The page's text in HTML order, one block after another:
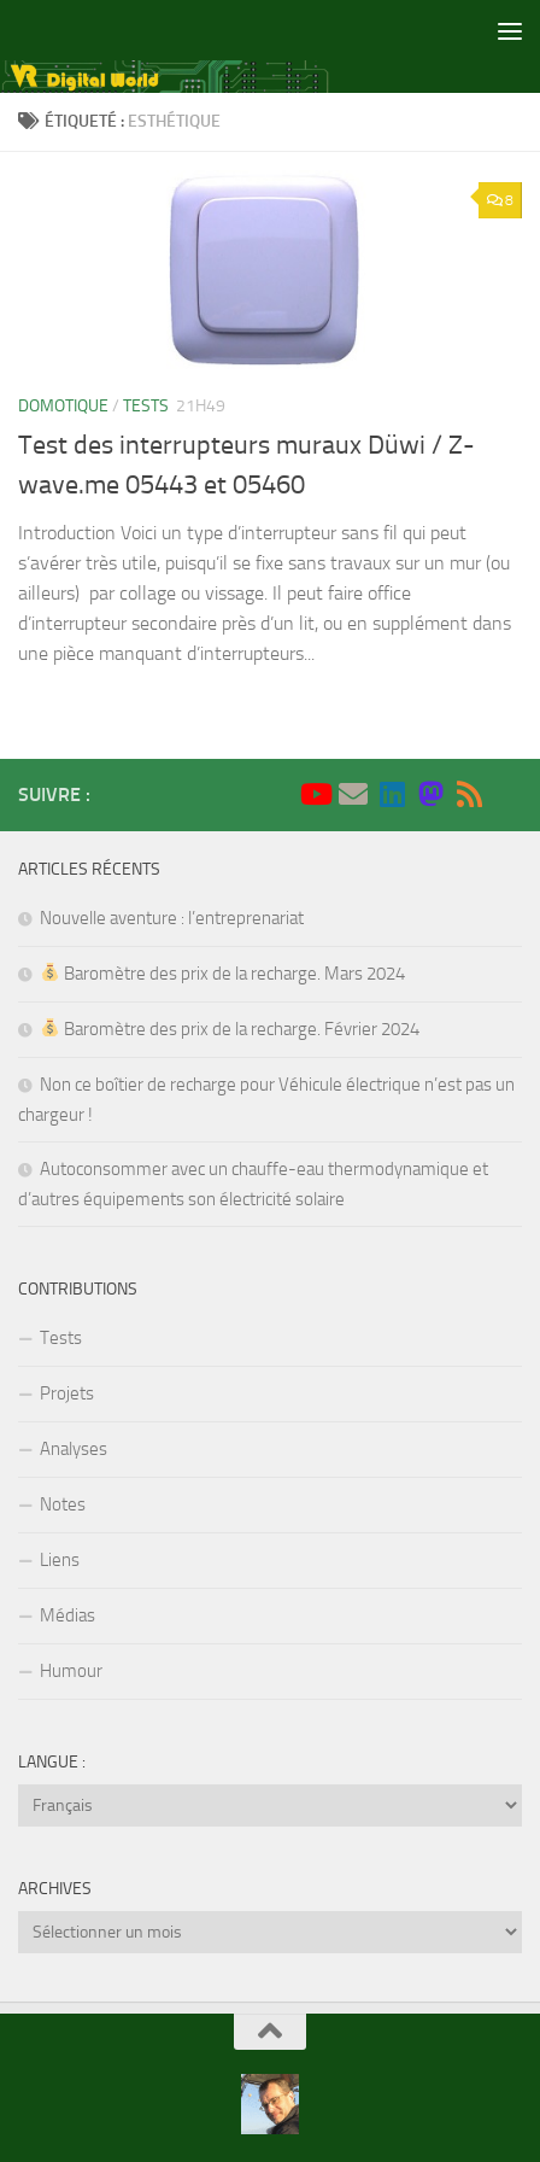
ÉTIQUETÉ : ESTHÉTIQUE
8
DOMOTIQUE / TESTS 21H49
Test des interrupteurs muraux Düwi / Z-
wave.me 05443 et 05460
Introduction Voici un type d’interrupteur sans fil qui peut
s’avérer très utile, puisqu’il se fixe sans travaux sur un mur (ou
ailleurs) par collage ou vissage. Il peut faire office
d’interrupteur secondaire près d’un lit, ou en supplément dans
une pièce manquant d’interrupteurs...
SUIVRE :
ARTICLES RÉCENTS
Nouvelle aventure : l’entreprenariat
Baromètre des prix de la recharge. Mars 2024
Baromètre des prix de la recharge. Février 2024
Non ce boîtier de recharge pour Véhicule électrique n’est pas un
chargeur !
Autoconsommer avec un chauffe-eau thermodynamique et
d’autres équipements son électricité solaire
CONTRIBUTIONS
Tests
Projets
Analyses
Notes
Liens
Médias
Humour
LANGUE :
ARCHIVES
Archives